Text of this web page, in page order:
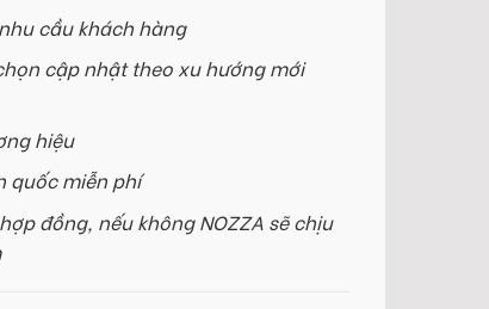
cầu khách hàng
cập nhật theo xu hướng mới
hiệu
quốc miễn phí
đồng, nếu không NOZZA sẽ chịu